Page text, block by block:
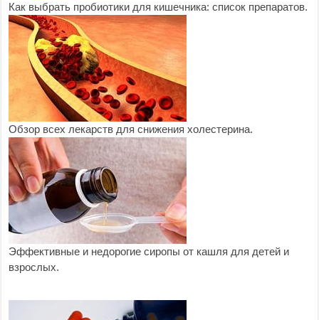
Как выбрать пробиотики для кишечника: список препаратов.
Обзор всех лекарств для снижения холестерина.
Эффективные и недорогие сиропы от кашля для детей и
взрослых.